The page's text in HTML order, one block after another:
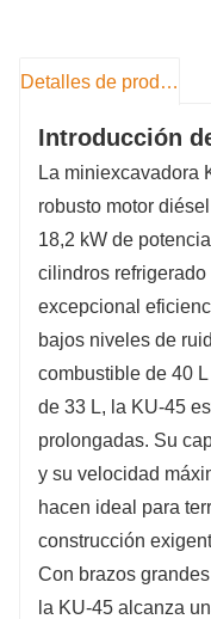
Detalles de producto
Introducción
La miniexcavadora
robusto motor
18,2 kW de
cilindros
excepcional
bajos niveles de
combustible de 40
de 33 L, la KU-45
prolongadas. Su
y su velocidad
hacen ideal para
construcción
Con brazos
la KU-45 alcanza